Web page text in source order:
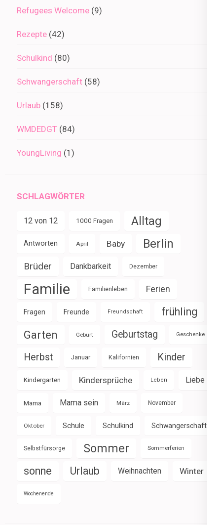
Refugees Welcome (9)
Rezepte (42)
Schulkind (80)
Schwangerschaft (58)
Urlaub (158)
WMDEDGT (84)
YoungLiving (1)
SCHLAGWÖRTER
12 von 12 1000 Fragen Alltag
Antworten April Baby Berlin
Brüder Dankbarkeit Dezember
Familie Familienleben Ferien
Fragen Freunde Freundschaft frühling
Garten Geburt Geburtstag Geschenke
Herbst Januar Kalifornien Kinder
Kindergarten Kindersprüche Leben Liebe
Mama Mama sein März November
Oktober Schule Schulkind Schwangerschaft
Selbstfürsorge Sommer Sommerferien
sonne Urlaub Weihnachten Winter
Wochenende